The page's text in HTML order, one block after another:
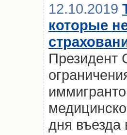
12.10.2019
которые
дня